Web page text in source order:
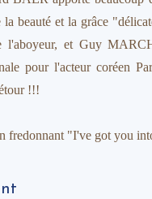
la beauté et la grâce
l'aboyeur, et Guy
pour l'acteur coréen
!!!
"I've got you into